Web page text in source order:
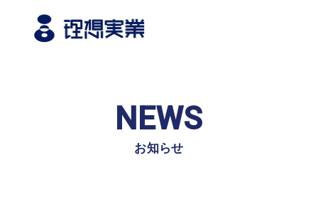
トップ
Philosophy
NEWS
お知らせ